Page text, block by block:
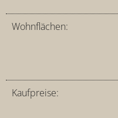
Wohnflächen:
Kaufpreise: